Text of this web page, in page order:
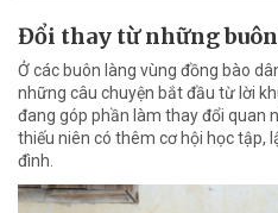
Đổi thay từ những
Ở các buôn làng vùng đồng bào
những câu chuyện bắt đầu từ lời
đang góp phần làm thay đổi quan
thiếu niên có thêm cơ hội học tập,
đình.